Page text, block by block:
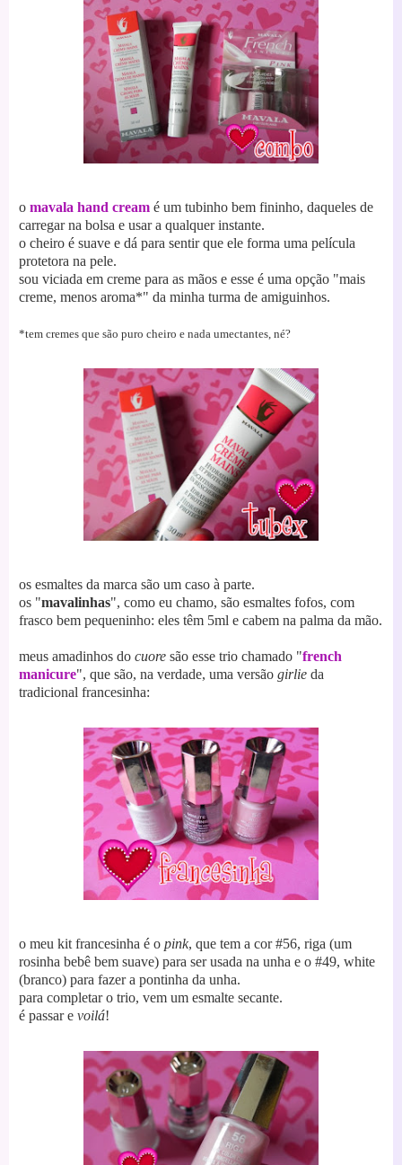
o mavala hand cream é um tubinho bem fininho, daqueles de
carregar na bolsa e usar a qualquer instante.
o cheiro é suave e dá para sentir que ele forma uma película
protetora na pele.
sou viciada em creme para as mãos e esse é uma opção "mais
creme, menos aroma*" da minha turma de amiguinhos.
*tem cremes que são puro cheiro e nada umectantes, né?
os esmaltes da marca são um caso à parte.
os "mavalinhas", como eu chamo, são esmaltes fofos, com
frasco bem pequeninho: eles têm 5ml e cabem na palma da mão.
meus amadinhos do cuore são esse trio chamado "french
manicure", que são, na verdade, uma versão girlie da
tradicional francesinha:
o meu kit francesinha é o pink, que tem a cor #56, riga (um
rosinha bebê bem suave) para serusada na unha e o #49, white
(branco) para fazer a pontinha da unha.
para completar o trio, vem um esmalte secante.
é passar e voilá!